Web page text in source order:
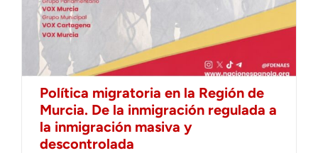
Política migratoria en la Región de
Murcia. De la inmigración regulada a
la inmigración masiva y
descontrolada